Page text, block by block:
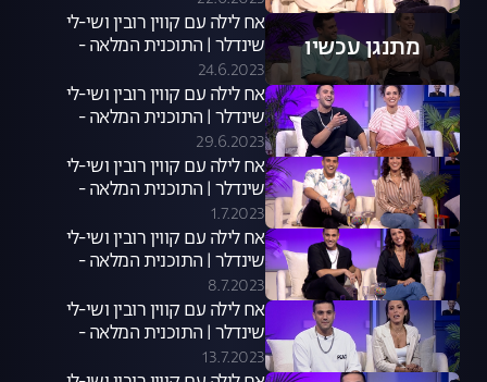
מתנגן עכשיו
אח לילה עם קווין רובין ושי-לי
שינדלר | התוכנית המלאה -
22.06.23
24.6.2023
אח לילה עם קווין רובין ושי-לי
שינדלר | התוכנית המלאה -
28.06.23
29.6.2023
אח לילה עם קווין רובין ושי-לי
שינדלר | התוכנית המלאה -
29.06.23
1.7.2023
אח לילה עם קווין רובין ושי-לי
שינדלר | התוכנית המלאה -
06.07.23
8.7.2023
אח לילה עם קווין רובין ושי-לי
שינדלר | התוכנית המלאה -
13.07.23
13.7.2023